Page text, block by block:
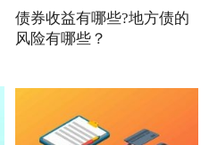
债券收益有哪些?地方债的
风险有哪些？